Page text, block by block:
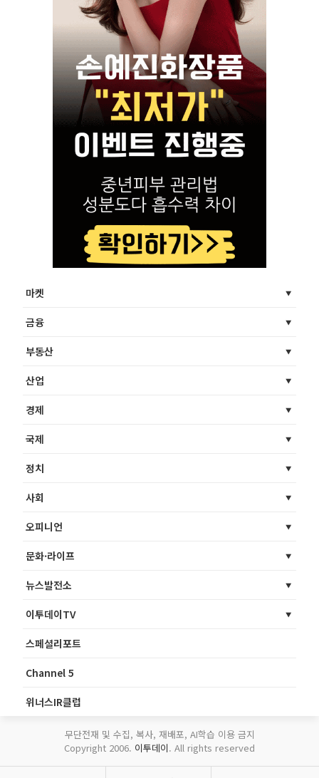
마켓
금융
부동산
산업
경제
국제
정치
사회
오피니언
문화·라이프
뉴스발전소
이투데이TV
스페셜리포트
Channel 5
위너스IR클럽
무단전재 및 수집, 복사, 재배포, AI학습 이용 금지
Copyright 2006. 이투데이. All rights reserved